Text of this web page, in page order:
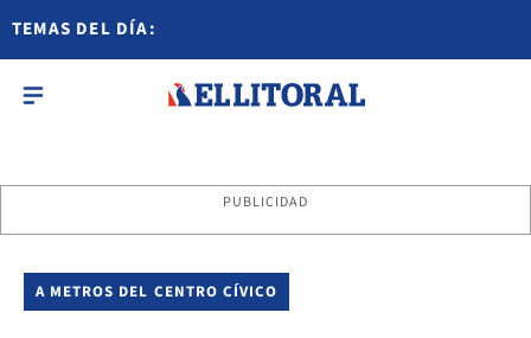
TEMAS DEL DÍA:
PUBLICIDAD
A METROS DEL CENTRO CÍVICO